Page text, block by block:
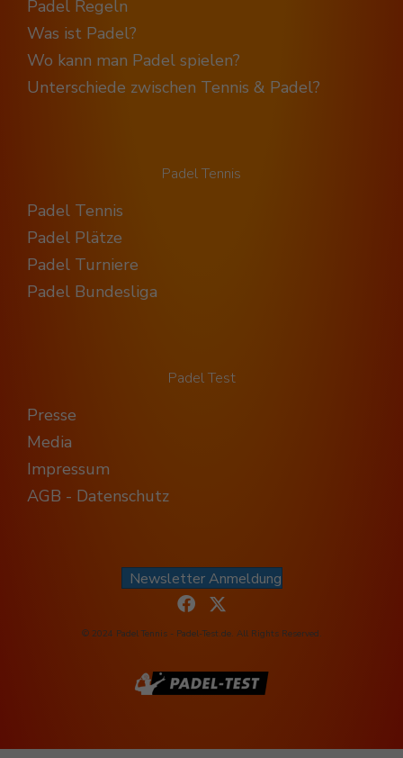
Padel Regeln
Was ist Padel?
Wo kann man Padel spielen?
Unterschiede zwischen Tennis & Padel?
Padel Tennis
Padel Tennis
Padel Plätze
Padel Turniere
Padel Bundesliga
Padel Test
Presse
Media
Impressum
AGB - Datenschutz
Newsletter Anmeldung
© 2024 Padel Tennis - Padel-Test.de. All Rights Reserved.